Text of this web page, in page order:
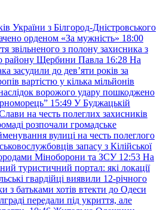
України з Білгород-Дністровського
орденом «За мужність» 18:00
звільненого з полону захисника з
району Щербини Павла 16:28 На
засудили до дев’яти років за
вартістю у кілька мільйонів
ворожого удару пошкоджено
15:49 У Буджацькій
на честь полеглих захисників
розпочали громадське
вулиці на честь полеглого
запасу з Кілійської
Міноборони та ЗСУ 12:53 На
туристичний портал: які локації
гвардійці виявили 12-річного
з батьками хотів втекти до Одеси
передали під укриття, але